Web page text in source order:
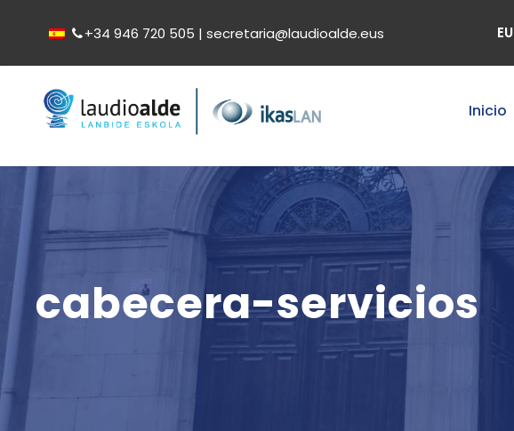
+34 946 720 505 | secretaria@laudioalde.eus EU
Inicio
cabecera-servicios